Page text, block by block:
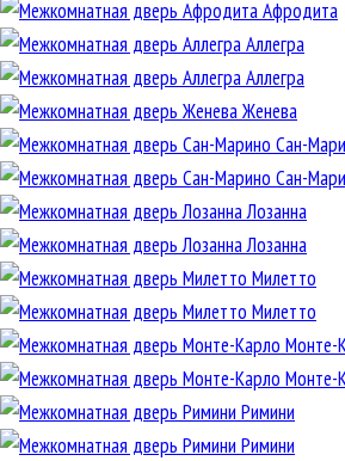
Афродита
Аллегра
Аллегра
Женева
Сан-
Сан-
Лозанна
Лозанна
Милетто
Милетто
Монте-
Монте-
Римини
Римини